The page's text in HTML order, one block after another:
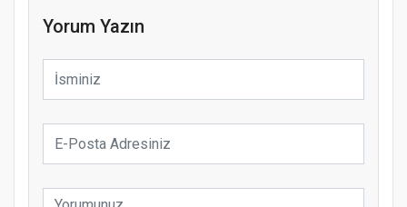
Yorum Yazın